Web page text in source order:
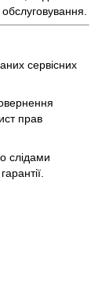
сервісних
прав
слідами